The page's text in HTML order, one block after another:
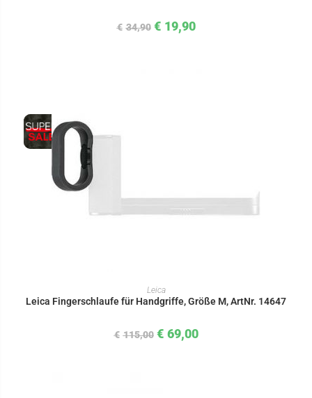
€ 34,90 € 19,90
IN DEN WARENKORB
Leica
Leica Fingerschlaufe für Handgriffe, Größe M, ArtNr. 14647
€ 115,00 € 69,00